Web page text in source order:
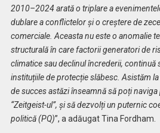
2010–2024 arată o triplare a
dublare a conflictelor și o creștere de
comerciale. Aceasta nu este o anomalie
structurală în care factorii generatori de
climatice sau declinul încrederii, continuă
instituțiile de protecție slăbesc. Asistăm
de succes astăzi înseamnă să poți
“Zeitgeist-ul”, și să dezvolți un puternic
politică (PQ)”, a adăugat Tina Fordham.